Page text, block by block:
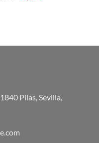
precio
Pilas, Sevilla,